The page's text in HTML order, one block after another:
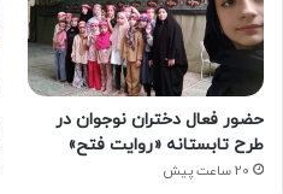
حضور فعال دختران نوجوان در
طرح تابستانه «روایت فتح»
20 ساعت پیش